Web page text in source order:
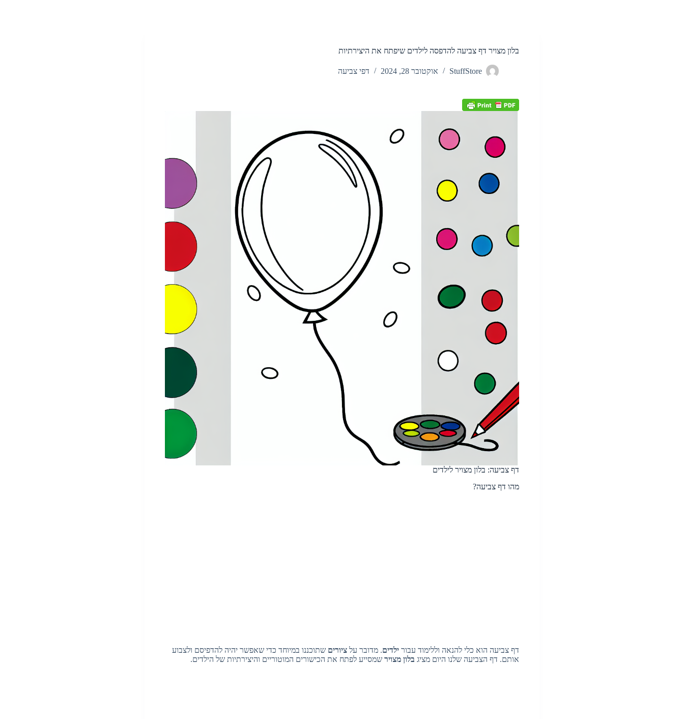
בלון מצויר דף צביעה להדפסה לילדים שיפתח את היצירתיות
StuffStore אוקטובר 28, 2024 דפי צביעה
דף צביעה: בלון מצויר לילדים
מהו דף צביעה?
דף צביעה הוא כלי להנאה וללימוד עבור ילדים. מדובר על ציורים שתוכננו במיוחד כדי שאפשר יהיה להדפיסם ולצבוע
אותם. דף הצביעה שלנו היום מציג בלון מצויר שמסייע לפתח את הכישורים המוטוריים והיצירתיות של הילדים.